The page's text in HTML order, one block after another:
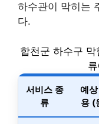
하수관이 막히는
다.
합천군 하수구
서비스 종
류
예
용 (